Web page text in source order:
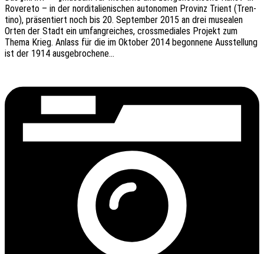
Rover­eto – in der nord­ita­lie­ni­schen auto­no­men Provinz Trient (Tren­
ti­no), präsen­tiert noch bis 20. Septem­ber 2015 an drei musea­len
Orten der Stadt ein umfang­rei­ches, cross­me­dia­les Projekt zum
Thema Krieg. Anlass für die im Okto­ber 2014 begon­ne­ne Ausstel­lung
ist der 1914 ausgebrochene…